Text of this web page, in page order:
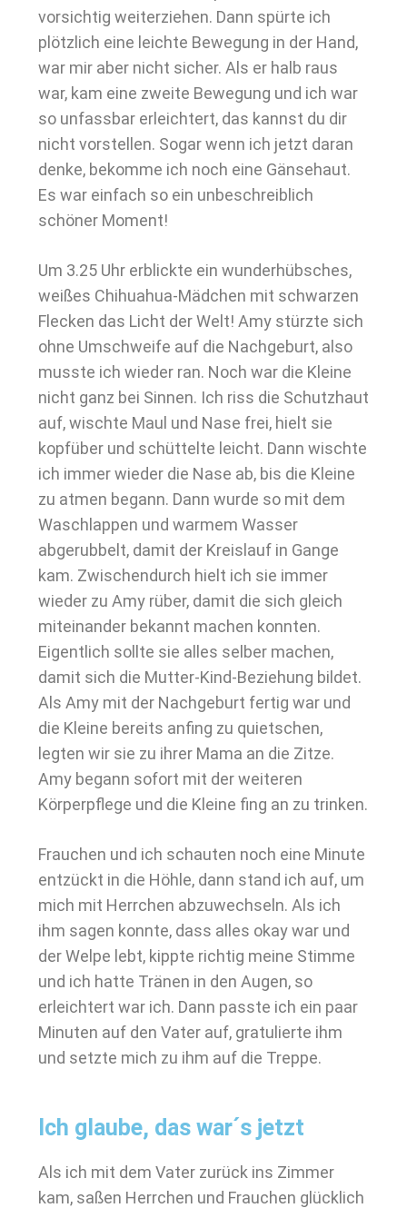
vorsichtig weiterziehen. Dann spürte ich
plötzlich eine leichte Bewegung in der Hand,
war mir aber nicht sicher. Als er halb raus
war, kam eine zweite Bewegung und ich war
so unfassbar erleichtert, das kannst du dir
nicht vorstellen. Sogar wenn ich jetzt daran
denke, bekomme ich noch eine Gänsehaut.
Es war einfach so ein unbeschreiblich
schöner Moment!
Um 3.25 Uhr erblickte ein wunderhübsches,
weißes Chihuahua-Mädchen mit schwarzen
Flecken das Licht der Welt! Amy stürzte sich
ohne Umschweife auf die Nachgeburt, also
musste ich wieder ran. Noch war die Kleine
nicht ganz bei Sinnen. Ich riss die Schutzhaut
auf, wischte Maul und Nase frei, hielt sie
kopfüber und schüttelte leicht. Dann wischte
ich immer wieder die Nase ab, bis die Kleine
zu atmen begann. Dann wurde so mit dem
Waschlappen und warmem Wasser
abgerubbelt, damit der Kreislauf in Gange
kam. Zwischendurch hielt ich sie immer
wieder zu Amy rüber, damit die sich gleich
miteinander bekannt machen konnten.
Eigentlich sollte sie alles selber machen,
damit sich die Mutter-Kind-Beziehung bildet.
Als Amy mit der Nachgeburt fertig war und
die Kleine bereits anfing zu quietschen,
legten wir sie zu ihrer Mama an die Zitze.
Amy begann sofort mit der weiteren
Körperpflege und die Kleine fing an zu trinken.
Frauchen und ich schauten noch eine Minute
entzückt in die Höhle, dann stand ich auf, um
mich mit Herrchen abzuwechseln. Als ich
ihm sagen konnte, dass alles okay war und
der Welpe lebt, kippte richtig meine Stimme
und ich hatte Tränen in den Augen, so
erleichtert war ich. Dann passte ich ein paar
Minuten auf den Vater auf, gratulierte ihm
und setzte mich zu ihm auf die Treppe.
Ich glaube, das war´s jetzt
Als ich mit dem Vater zurück ins Zimmer
kam, saßen Herrchen und Frauchen glücklich